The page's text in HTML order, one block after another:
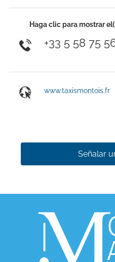
Haga clic para mostrar
+33 5 58 75
www.taxismontois.fr
Señalar